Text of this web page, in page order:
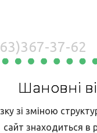
37-62
Е-ЗАПИС
Шановні
зі зміною
сайт знаходиться в